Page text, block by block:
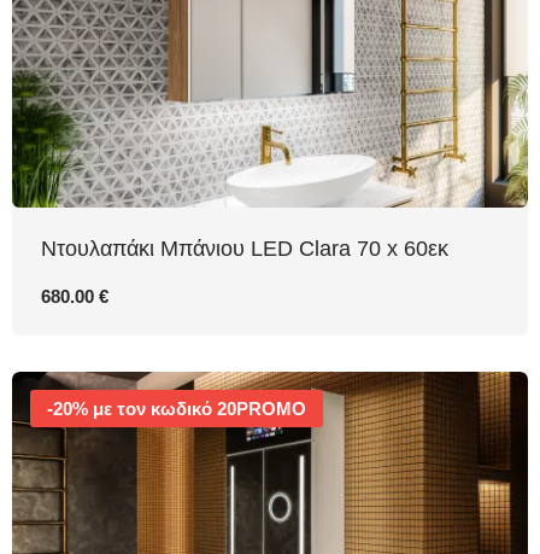
Nτουλαπάκι Μπάνιου LED Clara 70 x 60εκ
680.00 €
-20% με τον κωδικό 20PROMO